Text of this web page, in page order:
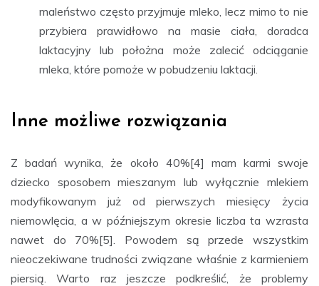
maleństwo często przyjmuje mleko, lecz mimo to nie
przybiera prawidłowo na masie ciała, doradca
laktacyjny lub położna może zalecić odciąganie
mleka, które pomoże w pobudzeniu laktacji.
Inne możliwe rozwiązania
Z badań wynika, że około 40%[4] mam karmi swoje
dziecko sposobem mieszanym lub wyłącznie mlekiem
modyfikowanym już od pierwszych miesięcy życia
niemowlęcia, a w późniejszym okresie liczba ta wzrasta
nawet do 70%[5]. Powodem są przede wszystkim
nieoczekiwane trudności związane właśnie z karmieniem
piersią. Warto raz jeszcze podkreślić, że problemy